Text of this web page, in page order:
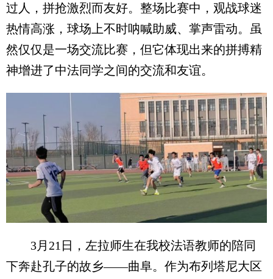
过人，拼抢激烈而友好。整场比赛中，观战球迷
热情高涨，球场上不时呐喊助威、掌声雷动。虽
然仅仅是一场交流比赛，但它体现出来的拼搏精
神增进了中法同学之间的交流和友谊。
3月21日，左拉师生在我校法语教师的陪同
下奔赴孔子的故乡——曲阜。作为布列塔尼大区